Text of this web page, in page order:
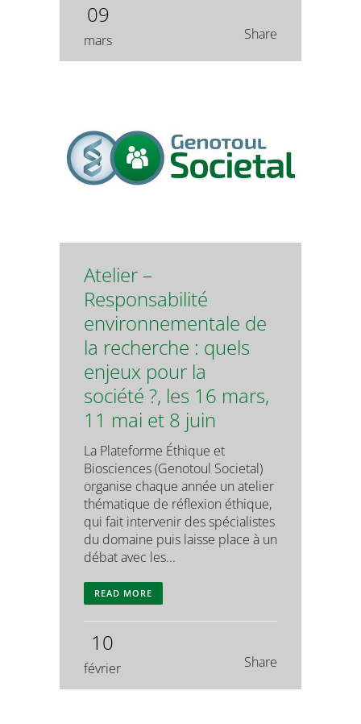
09
mars Share
Atelier –
Responsabilité
environnementale de
la recherche : quels
enjeux pour la
société ?, les 16 mars,
11 mai et 8 juin
La Plateforme Éthique et
Biosciences (Genotoul Societal)
organise chaque année un atelier
thématique de réflexion éthique,
qui fait intervenir des spécialistes
du domaine puis laisse place à un
débat avec les...
READ MORE
10
février Share